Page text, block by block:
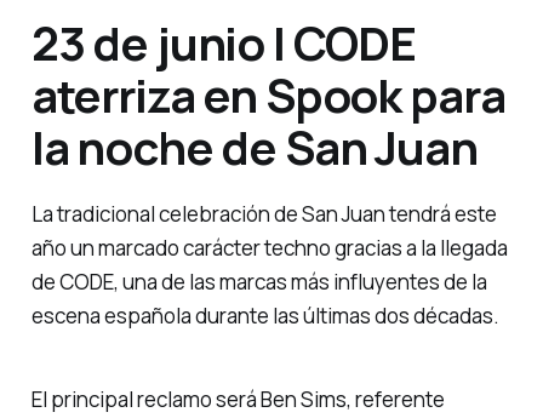
23 de junio | CODE
aterriza en Spook para
la noche de San Juan
La tradicional celebración de San Juan tendrá este
año un marcado carácter techno gracias a la llegada
de CODE, una de las marcas más influyentes de la
escena española durante las últimas dos décadas.
El principal reclamo será Ben Sims, referente